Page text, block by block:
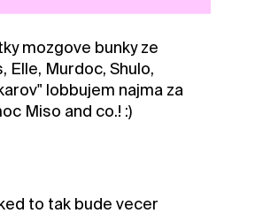
mozgove bunky ze
Elle, Murdoc, Shulo,
lobbujem najma za
Miso and co.! :)
to tak bude vecer